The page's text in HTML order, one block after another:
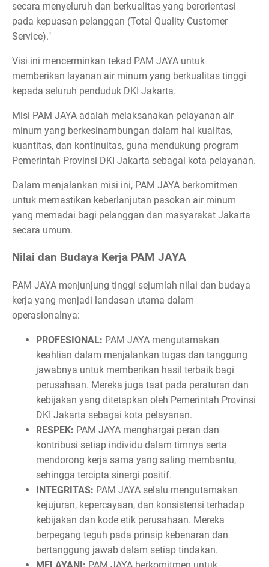
secara menyeluruh dan berkualitas yang berorientasi
pada kepuasan pelanggan (Total Quality Customer
Service)."
Visi ini mencerminkan tekad PAM JAYA untuk
memberikan layanan air minum yang berkualitas tinggi
kepada seluruh penduduk DKI Jakarta.
Misi PAM JAYA adalah melaksanakan pelayanan air
minum yang berkesinambungan dalam hal kualitas,
kuantitas, dan kontinuitas, guna mendukung program
Pemerintah Provinsi DKI Jakarta sebagai kota pelayanan.
Dalam menjalankan misi ini, PAM JAYA berkomitmen
untuk memastikan keberlanjutan pasokan air minum
yang memadai bagi pelanggan dan masyarakat Jakarta
secara umum.
Nilai dan Budaya Kerja PAM JAYA
PAM JAYA menjunjung tinggi sejumlah nilai dan budaya
kerja yang menjadi landasan utama dalam
operasionalnya:
PROFESIONAL: PAM JAYA mengutamakan
keahlian dalam menjalankan tugas dan tanggung
jawabnya untuk memberikan hasil terbaik bagi
perusahaan. Mereka juga taat pada peraturan dan
kebijakan yang ditetapkan oleh Pemerintah Provinsi
DKI Jakarta sebagai kota pelayanan.
RESPEK: PAM JAYA menghargai peran dan
kontribusi setiap individu dalam timnya serta
mendorong kerja sama yang saling membantu,
sehingga tercipta sinergi positif.
INTEGRITAS: PAM JAYA selalu mengutamakan
kejujuran, kepercayaan, dan konsistensi terhadap
kebijakan dan kode etik perusahaan. Mereka
berpegang teguh pada prinsip kebenaran dan
bertanggung jawab dalam setiap tindakan.
MELAYANI: PAM JAYA berkomitmen untuk